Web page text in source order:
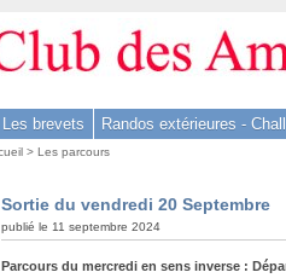
Les brevets Randos extérieures -
>Les parcours
Sortie du vendredi 20 Septembre
publié le 11 septembre 2024
Parcours du mercredi en sens inverse :